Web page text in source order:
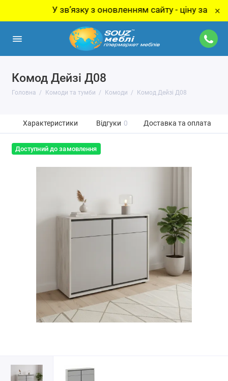
У звʼязку з оновленням сайту - ціну за товар ×
Комод Дейзі Д08
Головна Комоди та тумби Комоди Комод Дейзі Д08
Характеристики Відгуки 0 Доставка та оплата
Доступний до замовлення